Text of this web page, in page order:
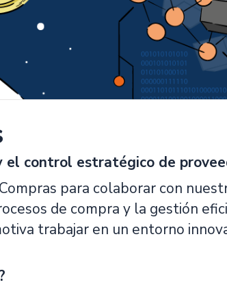
el control estratégico de
para colaborar con
de compra y la gestión
trabajar en un entorno